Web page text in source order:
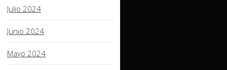
Julio 2024
Junio 2024
Mayo 2024